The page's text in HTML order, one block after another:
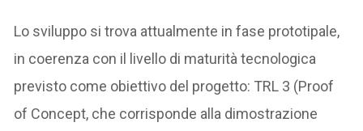
Lo sviluppo si trova attualmente in fase prototipale,
in coerenza con il livello di maturità tecnologica
previsto come obiettivo del progetto: TRL 3 (Proof
of Concept, che corrisponde alla dimostrazione